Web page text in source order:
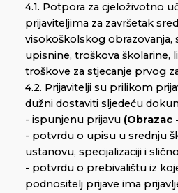
4.1. Potpora za cjeloživotno
prijaviteljima za završetak
visokoškolskog obrazovanja,
upisnine, troškova školarine,
troškove za stjecanje prvog
4.2. Prijavitelji su prilikom
dužni dostaviti sljedeću
- ispunjenu prijavu (Obrazac
- potvrdu o upisu u srednju
ustanovu, specijalizaciji i slično
- potvrdu o prebivalištu iz
podnositelj prijave ima